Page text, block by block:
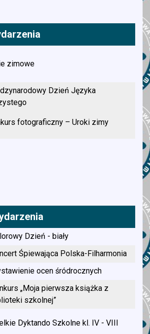
zimowe
Dzień Języka
fotograficzny – Uroki zimy
Otwarte
z okazji Dnia Bezpiecznego
kl. IV - VIII
walentynkowa
Dzień - biały
Śpiewająca Polska-Filharmonia
ocen śródrocznych
„Moja pierwsza książka z
szkolnej”
Dyktando Szkolne kl. IV - VIII